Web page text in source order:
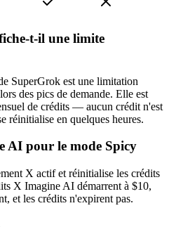
t-il une limite
SuperGrok est une limitation
des pics de demande. Elle est
de crédits — aucun crédit n'est
réinitialise en quelques heures.
AI pour le mode Spicy
X actif et réinitialise les crédits
X Imagine AI démarrent à $10,
et les crédits n'expirent pas.